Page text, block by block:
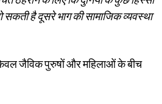
सकती है दूसरे भाग की सामाजिक व्यवस्था
जैविक पुरुषों और महिलाओं के बीच